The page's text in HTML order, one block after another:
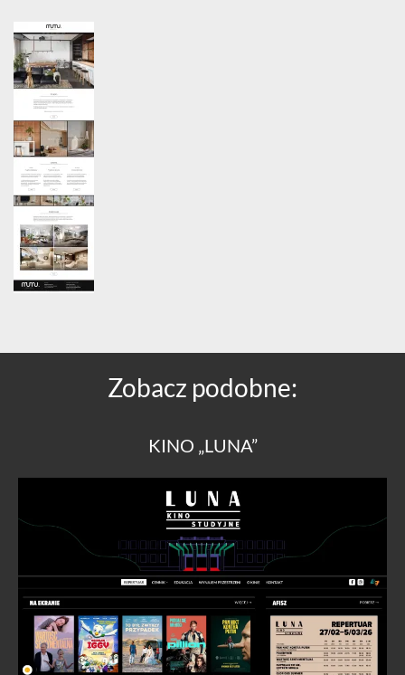
Zobacz podobne:
KINO „LUNA”